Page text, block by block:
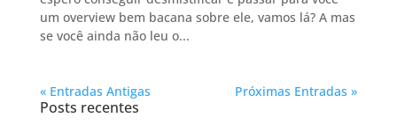
um overview bem bacana sobre ele, vamos lá? A mas
se você ainda não leu o...
« Entradas Antigas Próximas Entradas »
Posts recentes